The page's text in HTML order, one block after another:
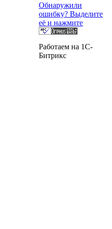
Обнаружили
ошибку? Выделите
её и нажмите
Работаем на 1C-
Битрикс